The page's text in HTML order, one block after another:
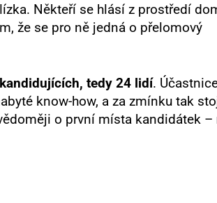
Někteří se hlásí z prostředí
že se pro ně jedná o přelomový
tedy 24 lidí.
know-how, a za zmínku tak
o první místa kandidátek –⁠